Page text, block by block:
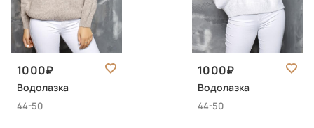
1000
Водолазка
44-50
1000
Водолазка
44-50